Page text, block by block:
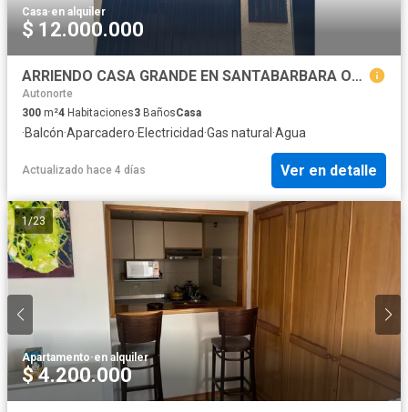
Casa·en alquiler
$ 12.000.000
ARRIENDO CASA GRANDE EN SANTABARBARA ORIENTAL CARRERA 4° BOGOTA COL
Autonorte
300 m²4 Habitaciones3 BañosCasa
·Balcón·Aparcadero·Electricidad·Gas natural ·Agua
Actualizado hace 4 días Ver en detalle
1/23
Apartamento·en alquiler
$ 4.200.000